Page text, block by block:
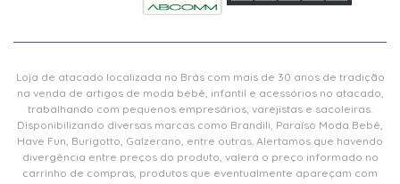
Loja de atacado localizada no Brás com mais de 30 anos de tradição
na venda de artigos de moda bebê, infantil e acessórios no atacado,
trabalhando com pequenos empresários, varejistas e sacoleiras.
Disponibilizando diversas marcas como Brandili, Paraíso Moda Bebê,
Have Fun, Burigotto, Galzerano, entre outras. Alertamos que havendo
divergência entre preços do produto, valerá o preço informado no
carrinho de compras, produtos que eventualmente apareçam com